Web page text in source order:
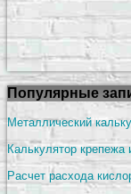
Популярные
Металлический
Калькулятор крепежа
Расчет расхода